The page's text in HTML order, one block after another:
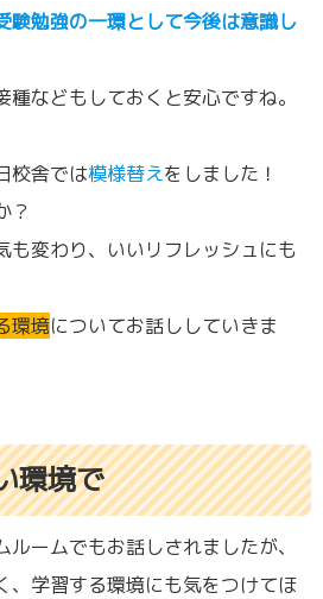
験勉強の一環として今後は意識し
などもしておくと安心ですね。
校舎では模様替えをしました！
？
も変わり、いいリフレッシュにも
環境についてお話ししていきま
環境で
ームでもお話しされましたが、
、学習する環境にも気をつけてほ